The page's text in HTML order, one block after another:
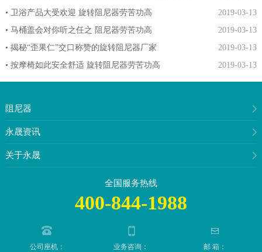
2019-03-13
• 卫浴产品大受欢迎 旋转阻尼器劳苦功高
2019-03-13
• 马桶盖会对你听之任之 阻尼器劳苦功高
2019-03-13
• 揭秘“歪果仁”交口称赞的旋转阻尼器厂家
2019-03-13
• 按摩椅如此安全舒适 旋转阻尼器劳苦功高
阻尼器
永晟资讯
关于永晟
全国服务热线
400-844-1988
公司座机：
业务咨询：
邮 箱：